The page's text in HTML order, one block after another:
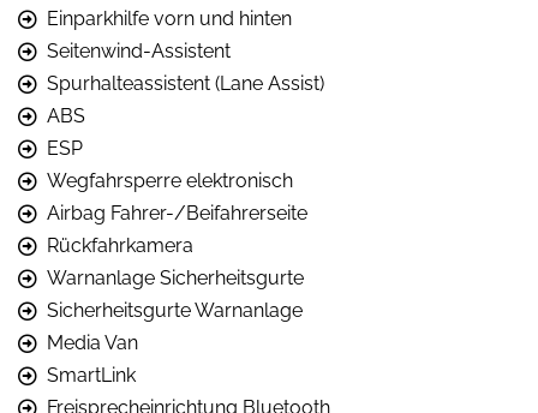
Einparkhilfe vorn und hinten
Seitenwind-Assistent
Spurhalteassistent (Lane Assist)
ABS
ESP
Wegfahrsperre elektronisch
Airbag Fahrer-/Beifahrerseite
Rückfahrkamera
Warnanlage Sicherheitsgurte
Sicherheitsgurte Warnanlage
Media Van
SmartLink
Freisprecheinrichtung Bluetooth